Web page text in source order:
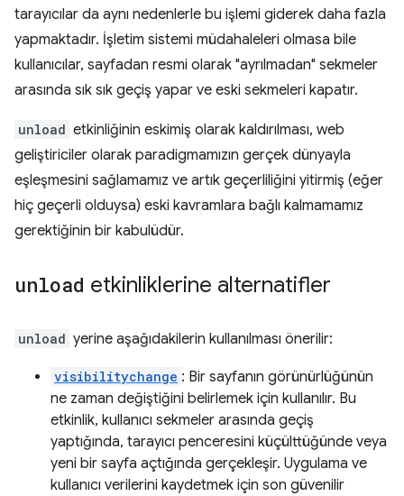
tarayıcılar da aynı nedenlerle bu işlemi giderek daha fazla
yapmaktadır. İşletim sistemi müdahaleleri olmasa bile
kullanıcılar, sayfadan resmi olarak "ayrılmadan" sekmeler
arasında sık sık geçiş yapar ve eski sekmeleri kapatır.
unload etkinliğinin eskimiş olarak kaldırılması, web
geliştiriciler olarak paradigmamızın gerçek dünyayla
eşleşmesini sağlamamız ve artık geçerliliğini yitirmiş (eğer
hiç geçerli olduysa) eski kavramlara bağlı kalmamamız
gerektiğinin bir kabulüdür.
unload etkinliklerine alternatifler
unload yerine aşağıdakilerin kullanılması önerilir:
visibilitychange : Bir sayfanın görünürlüğünün
ne zaman değiştiğini belirlemek için kullanılır. Bu
etkinlik, kullanıcı sekmeler arasında geçiş
yaptığında, tarayıcı penceresini küçülttüğünde veya
yeni bir sayfa açtığında gerçekleşir. Uygulama ve
kullanıcı verilerini kaydetmek için son güvenilir